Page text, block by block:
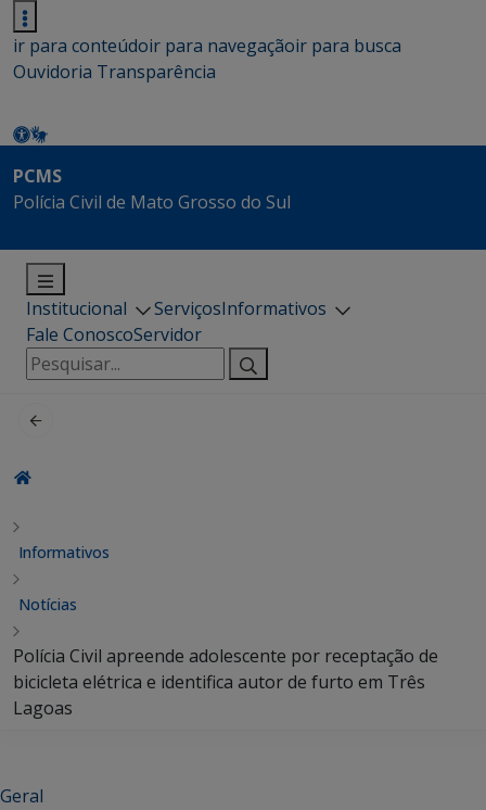
ir para conteúdoir para navegaçãoir para busca
Ouvidoria Transparência
PCMS
Polícia Civil de Mato Grosso do Sul
Institucional ServiçosInformativos
Fale ConoscoServidor
Pesquisar
por:
Informativos
Notícias
Polícia Civil apreende adolescente por receptação de
bicicleta elétrica e identifica autor de furto em Três
Lagoas
Geral